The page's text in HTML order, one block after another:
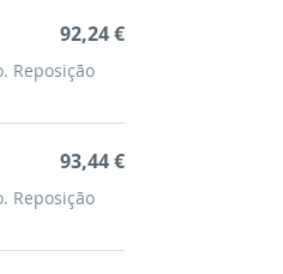
Reposição
92,24 €
Reposição
93,44 €